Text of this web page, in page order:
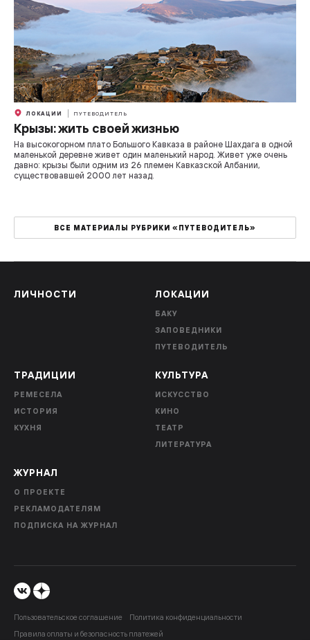
ЛОКАЦИИ ПУТЕВОДИТЕЛЬ
Крызы: жить своей жизнью
На высокогорном плато Большого Кавказа в районе Шахдага в одной
маленькой деревне живет один маленький народ. Живет уже очень
давно: крызы были одним из 26 племен Кавказской Албании,
существовавшей 2000 лет назад.
ВСЕ МАТЕРИАЛЫ РУБРИКИ «ПУТЕВОДИТЕЛЬ»
ЛИЧНОСТИ ЛОКАЦИИ
БАКУ
ЗАПОВЕДНИКИ
ПУТЕВОДИТЕЛЬ
ТРАДИЦИИ
РЕМЕСЕЛА
ИСТОРИЯ
КУХНЯ
КУЛЬТУРА
ИСКУССТВО
КИНО
ТЕАТР
ЛИТЕРАТУРА
ЖУРНАЛ
О ПРОЕКТЕ
РЕКЛАМОДАТЕЛЯМ
ПОДПИСКА НА ЖУРНАЛ
Пользовательское соглашение
Политика конфиденциальности
Правила оплаты и безопасность платежей